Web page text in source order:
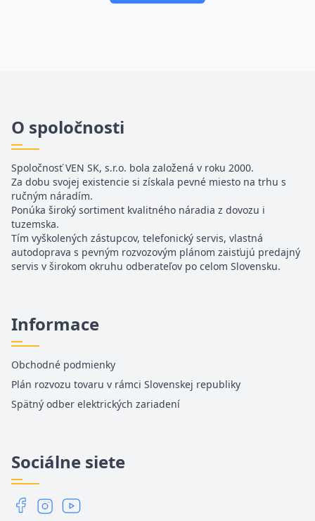
O spoločnosti
Spoločnosť VEN SK, s.r.o. bola založená v roku 2000.
Za dobu svojej existencie si získala pevné miesto na trhu s
ručným náradím.
Ponúka široký sortiment kvalitného náradia z dovozu i
tuzemska.
Tím vyškolených zástupcov, telefonický servis, vlastná
autodoprava s pevným rozvozovým plánom zaisťujú predajný
servis v širokom okruhu odberateľov po celom Slovensku.
Informace
Obchodné podmienky
Plán rozvozu tovaru v rámci Slovenskej republiky
Spätný odber elektrických zariadení
Sociálne siete